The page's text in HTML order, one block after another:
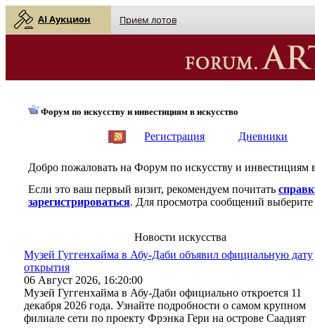
AI Аукцион Прием лотов
Форум по искусству и инвестициям в искусство
Регистрация Дневники
Добро пожаловать на Форум по искусству и инвестициям
Если это ваш первый визит, рекомендуем почитать
зарегистрироваться. Для просмотра сообщений выберите
Новости искусства
Музей Гуггенхайма в Абу-Даби объявил официальную дату
открытия
06 Август 2026, 16:20:00
Музей Гуггенхайма в Абу-Даби официально откроется 11
декабря 2026 года. Узнайте подробности о самом крупном
филиале сети по проекту Фрэнка Гери на острове Саадият